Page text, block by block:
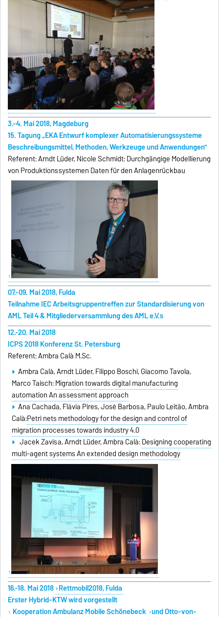
3.-4. Mai 2018, Magdeburg
15. Tagung „EKA Entwurf komplexer Automatisierungssysteme
Beschreibungsmittel, Methoden, Werkzeuge und Anwendungen"
Referent: Arndt Lüder, Nicole Schmidt: Durchgängige Modellierung
von Produktionssystemen Daten für den Anlagenrückbau
07.-09. Mai 2018, Fulda
Teilnahme IEC Arbeitsgruppentreffen zur Standardisierung von
AML Teil 4 & Mitgliederversammlung des AML e.V.s
12.-20. Mai 2018
ICPS 2018 Konferenz St. Petersburg
Referent: Ambra Calà M.Sc.
Ambra Calà, Arndt Lüder, Filippo Boschi, Giacomo Tavola,
Marco Taisch:Migration towards digital manufacturing
automation An assessment approach
Ana Cachada, Flávia Pires,José Barbosa, Paulo Leitão,Ambra
Calà:Petri nets methodology for the design and control of
migration processes towards industry 4.0
JacekZavisa,Arndt Lüder,Ambra Calà:Designing cooperating
multi-agent systems An extended design methodology
16.-18. Mai 2018 Rettmobil2018, Fulda
Erster Hybrid-KTW wird vorgestellt
Kooperation Ambulanz Mobile Schönebeck und Otto-von-